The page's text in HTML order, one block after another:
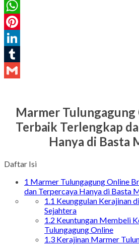
Twitter
WhatsApp
Pinterest
LinkedIn
Tumblr
Marmer Tulungagung
Terbaik Terlengkap
Hanya di Basta
Daftar Isi
1 Marmer Tulungagung Online
dan Terpercaya Hanya di Basta
1.1 Keunggulan Kerajinan
Sejahtera
1.2 Keuntungan Membeli
Tulungagung Online
1.3 Kerajinan Marmer